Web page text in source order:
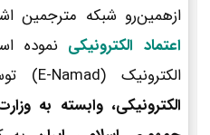
ازهمین‌رو شبکه مترجمین
اعتماد الکترونیکی نموده
الکترونیک (E-Namad) توسط م
الکترونیکی، وابسته به